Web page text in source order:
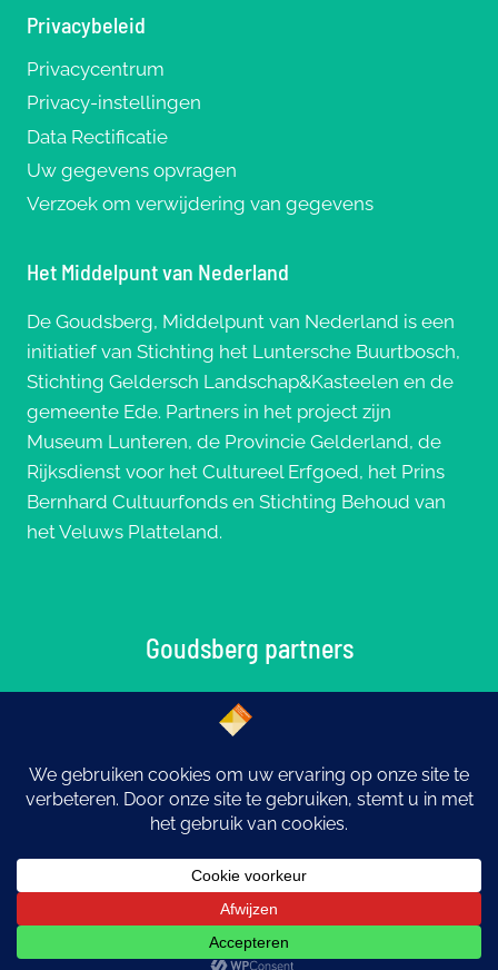
Privacybeleid
Privacycentrum
Privacy-instellingen
Data Rectificatie
Uw gegevens opvragen
Verzoek om verwijdering van gegevens
Het Middelpunt van Nederland
De Goudsberg, Middelpunt van Nederland is een
initiatief van Stichting het Luntersche Buurtbosch,
Stichting Geldersch Landschap&Kasteelen en de
gemeente Ede. Partners in het project zijn
Museum Lunteren, de Provincie Gelderland, de
Rijksdienst voor het Cultureel Erfgoed, het Prins
Bernhard Cultuurfonds en Stichting Behoud van
het Veluws Platteland.
Goudsberg partners
© 2026 Goudsberg: Middelpunt van Nederland |
eYe-graphics